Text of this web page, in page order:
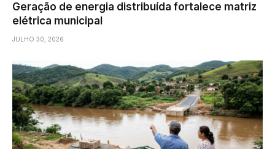
Geração de energia distribuída fortalece matriz
elétrica municipal
JULHO 30, 2026